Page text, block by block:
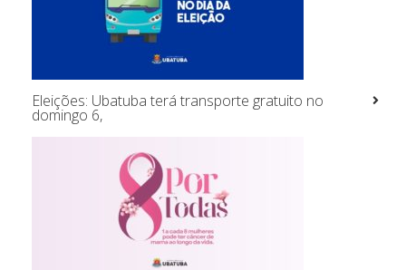
Eleições: Ubatuba terá transporte gratuito no
domingo 6,